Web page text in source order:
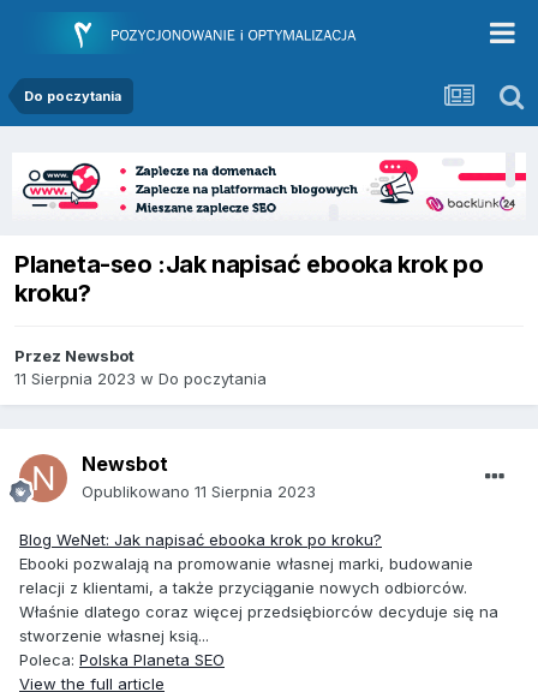
Do poczytania
Planeta-seo :Jak napisać ebooka krok po
kroku?
Przez Newsbot
11 Sierpnia 2023 w Do poczytania
Newsbot
Opublikowano 11 Sierpnia 2023
Blog WeNet: Jak napisać ebooka krok po kroku?
Ebooki pozwalają na promowanie własnej marki, budowanie
relacji z klientami, a także przyciąganie nowych odbiorców.
Właśnie dlatego coraz więcej przedsiębiorców decyduje się na
stworzenie własnej ksią...
Poleca: Polska Planeta SEO
View the full article